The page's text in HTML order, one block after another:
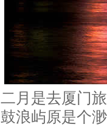
二月是去厦门
鼓浪屿原是个